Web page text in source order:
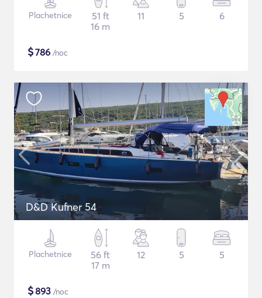
Plachetnice
51 ft
16 m
11 5 6
$786 /noc
D&D Kufner 54
Plachetnice
56 ft
17 m
12 5 5
$893 /noc